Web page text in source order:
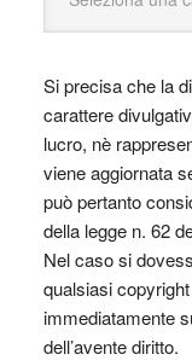
Si precisa che la
carattere
lucro, nè
viene aggiornata
può pertanto
della legge n. 62
Nel caso si
qualsiasi
immediatamente
dell’avente diritto.